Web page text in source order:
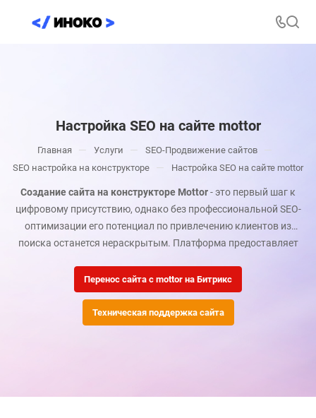
Настройка SEO на сайте mottor
Главная — Услуги — SEO-Продвижение сайтов —
SEO настройка на конструкторе — Настройка SEO на сайте mottor
Создание сайта на конструкторе Mottor- это первый шаг к
цифровому присутствию, однако без профессиональной SEO-
оптимизации его потенциал по привлечению клиентов из
поиска останется нераскрытым. Платформа предоставляет
конкуренции в современной поисковой выдаче.
Перенос сайта с mottor на Битрикс
Техническая поддержка сайта